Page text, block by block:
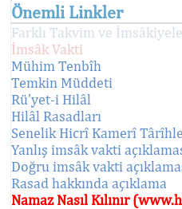
Önemli Linkler
Farklı Takvim ve
İmsâk Vakti
Mühim Tenbîh
Temkin Müddeti
Rü'yet-i Hilâl
Hilâl Rasadları
Senelik Hicrî Kamerî
Yanlış imsâk vakti
Doğru imsâk vakti
Rasad hakkında açıklama
Namaz Nasıl Kılınır